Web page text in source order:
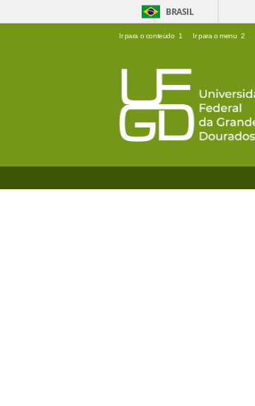
BRASIL
Ir para o conteúdo 1 Ir para o menu 2